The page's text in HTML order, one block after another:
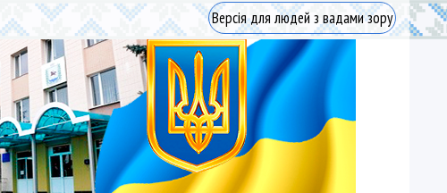
Версія для людей з вадами зору